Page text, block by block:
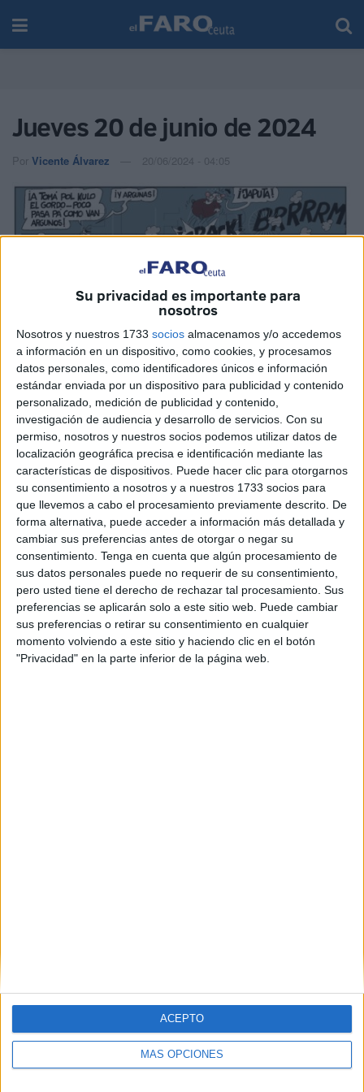
Su privacidad es importante para
nosotros
Nosotros y nuestros 1733 socios almacenamos y/o accedemos
a información en un dispositivo, como cookies, y procesamos
datos personales, como identificadores únicos e información
estándar enviada por un dispositivo para publicidad y contenido
personalizado, medición de publicidad y contenido,
investigación de audiencia y desarrollo de servicios. Con su
permiso, nosotros y nuestros socios podemos utilizar datos de
localización geográfica precisa e identificación mediante las
características de dispositivos. Puede hacer clic para otorgarnos
su consentimiento a nosotros y a nuestros 1733 socios para
que llevemos a cabo el procesamiento previamente descrito. De
forma alternativa, puede acceder a información más detallada y
cambiar sus preferencias antes de otorgar o negar su
consentimiento. Tenga en cuenta que algún procesamiento de
sus datos personales puede no requerir de su consentimiento,
pero usted tiene el derecho de rechazar tal procesamiento. Sus
preferencias se aplicarán solo a este sitio web. Puede cambiar
sus preferencias o retirar su consentimiento en cualquier
momento volviendo a este sitio y haciendo clic en el botón
"Privacidad" en la parte inferior de la página web.
MÁS OPCIONES
ACEPTO
Jueves 20 de junio de 2024
Por Vicente Álvarez 20/06/2024 - 04:05
RelatedPosts
El reto de Ceuta: casi 1.400 menores
inmigrantes para una ciudad que solo
puede atender a 30
HACE 10 MINUTOS
Viernes 7 de agosto de 2026
HACE 3 HORAS
El Rey muestra su respaldo a Ceuta en
una hora decisiva
Carta de los vecinos de Arcos Quebrados
HACE 7 HORAS